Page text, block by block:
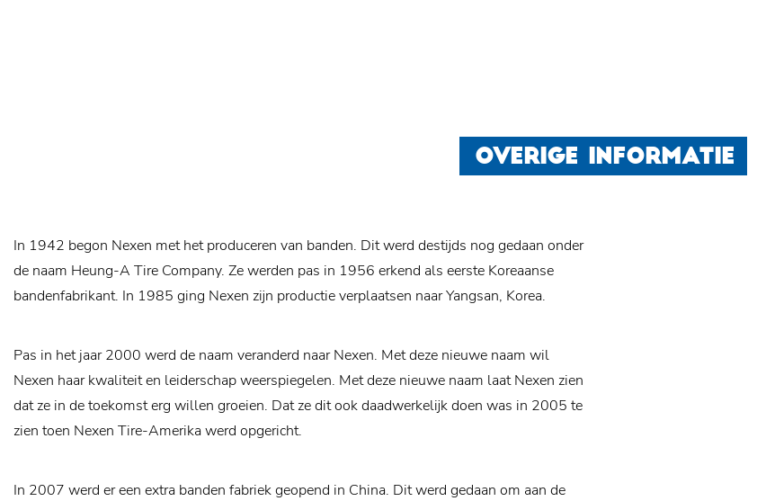
OVERIGE INFORMATIE
In 1942 begon Nexen met het produceren van banden. Dit werd destijds nog gedaan onder
de naam Heung-A Tire Company. Ze werden pas in 1956 erkend als eerste Koreaanse
bandenfabrikant. In 1985 ging Nexen zijn productie verplaatsen naar Yangsan, Korea.
Pas in het jaar 2000 werd de naam veranderd naar Nexen. Met deze nieuwe naam wil
Nexen haar kwaliteit en leiderschap weerspiegelen. Met deze nieuwe naam laat Nexen zien
dat ze in de toekomst erg willen groeien. Dat ze dit ook daadwerkelijk doen was in 2005 te
zien toen Nexen Tire-Amerika werd opgericht.
In 2007 werd er een extra banden fabriek geopend in China. Dit werd gedaan om aan de